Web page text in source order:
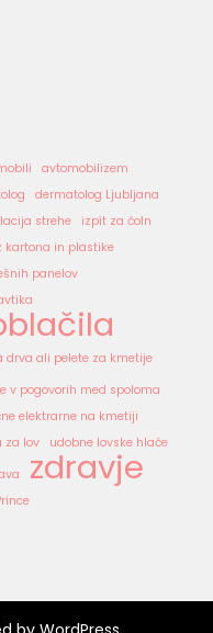
avtomobilizem
dermatolog Ljubljana
strehe
izpit za čoln
kartona in plastike
panelov
drva ali pelete za kmetije
v pogovorih med spoloma
elektrarne na kmetiji
za lov
udobne lovske hlače
zdravje